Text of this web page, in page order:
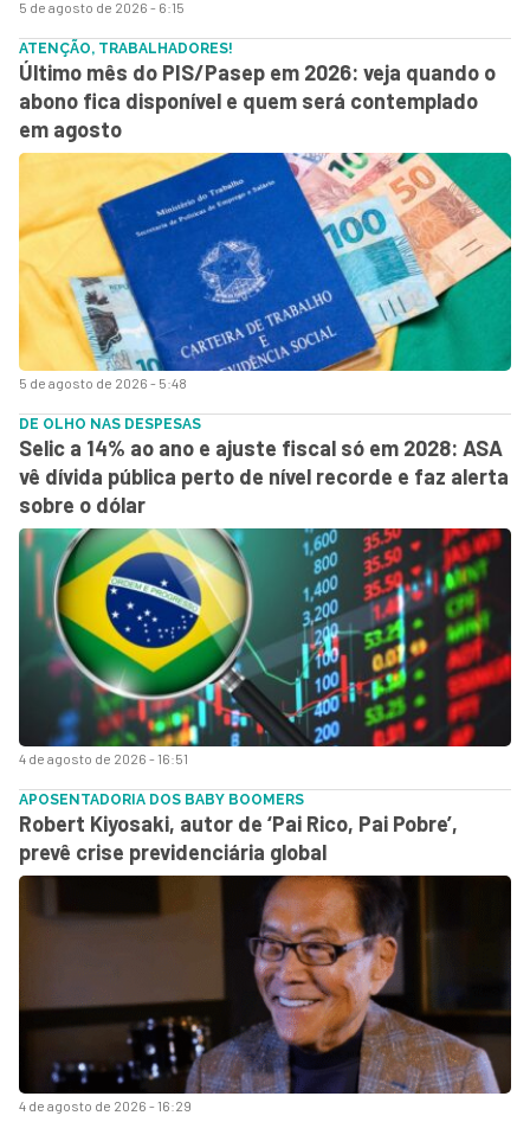
5 de agosto de 2026 - 6:15
5 de agosto de 2026 - 5:48
ATENÇÃO, TRABALHADORES!
Último mês do PIS/Pasep em 2026: veja quando o
abono fica disponível e quem será contemplado
em agosto
4 de agosto de 2026 - 16:51
DE OLHO NAS DESPESAS
Selic a 14% ao ano e ajuste fiscal só em 2028: ASA
vê dívida pública perto de nível recorde e faz alerta
sobre o dólar
4 de agosto de 2026 - 16:29
APOSENTADORIA DOS BABY BOOMERS
Robert Kiyosaki, autor de ‘Pai Rico, Pai Pobre’,
prevê crise previdenciária global